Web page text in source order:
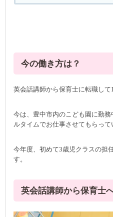
今の働き方は？
英会話講師から保育士に転職して
今は、豊中市内のこども園に勤
ルタイムでお仕事させてもらって
今年度、初めて3歳児クラスの担
す。
英会話講師から保育士